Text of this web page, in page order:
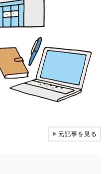
▶元記事を見る